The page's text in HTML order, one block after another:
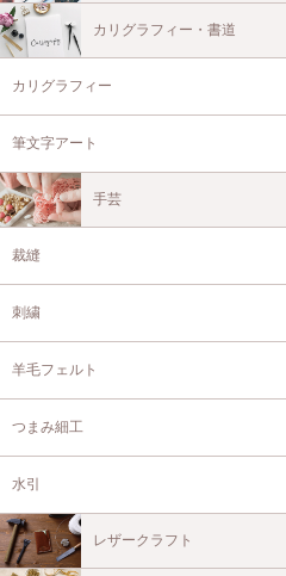
カリグラフィー・書道
カリグラフィー
筆文字アート
手芸
裁縫
刺繍
羊毛フェルト
つまみ細工
水引
レザークラフト